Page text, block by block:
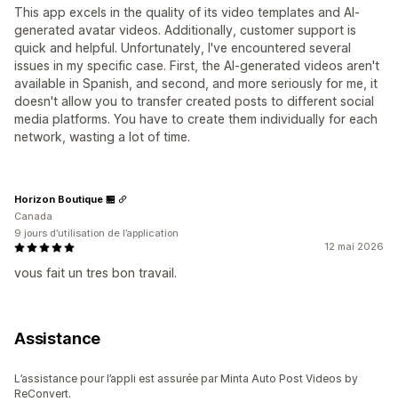
This app excels in the quality of its video templates and AI-
generated avatar videos. Additionally, customer support is
quick and helpful. Unfortunately, I've encountered several
issues in my specific case. First, the AI-generated videos aren't
available in Spanish, and second, and more seriously for me, it
doesn't allow you to transfer created posts to different social
media platforms. You have to create them individually for each
network, wasting a lot of time.
12 mai 2026
vous fait un tres bon travail.
Horizon Boutique 🏪
Canada
9 jours d’utilisation de l’application
Assistance
L’assistance pour l’appli est assurée par Minta Auto Post Videos by
ReConvert.